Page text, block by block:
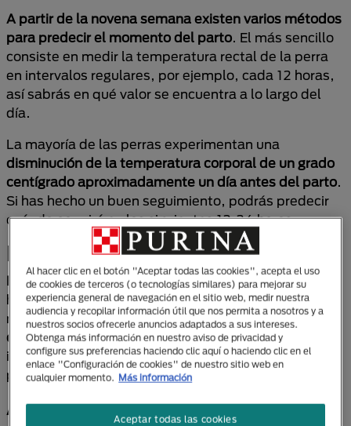
A partir de la novena semana existen varios métodos
para predecir el momento del parto. El más sencillo
consiste en medir la temperatura rectal de la perra
en intervalos regulares, por ejemplo, cada 12 horas,
así sabrás en qué valor se encuentra a lo largo del
día.
La mayoría de las perras experimentan una
disminución de la temperatura corporal de un grado
centígrado aproximadamente un día antes del parto.
Si has hecho un buen seguimiento, podrás predecir
cuándo ocurrirá en las siguientes 12-24 horas.
Las etapas del parto canino
En general, el parto canino es sencilloy no suele
haber complicaciones. Aunque debes interferir lo
menos posible,es importante que estés presente
durante el nacimiento de los cachorrospara
intervenir y ayudar a la madre si surge algún
problema.
Antes del parto
Al hacer clic en el botón "Aceptar todas las cookies", acepta el uso
de cookies de terceros (o tecnologías similares) para mejorar su
experiencia general de navegación en el sitio web, medir nuestra
audiencia y recopilar información útil que nos permita a nosotros y a
nuestros socios ofrecerle anuncios adaptados a sus intereses.
Obtenga más información en nuestro aviso de privacidad y
configure sus preferencias haciendo clic aquí o haciendo clic en el
enlace "Configuración de cookies" de nuestro sitio web en
cualquier momento.
Más información
Aceptar todas las cookies